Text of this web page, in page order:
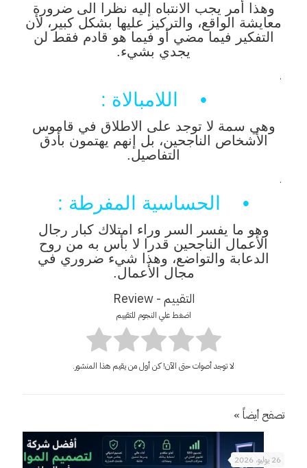
وهذا أمر يجب الانتباه إليه نظرا الى ضرورة
معايشة الواقع، والتركيز عليها بشكل كبير، لأن
التفكير فيما مضي أو فيما هو قادم فقط لن
يجدي بشيء.
.
• اللامبالاة :
وهي سمة لا توجد على الاطلاق في قاموس
الأشخاص الناجحين، بل إنهم يهتمون بأدق
التفاصيل.
.
• الحساسية المفرطة :
وهو ما يفسر السر وراء امتلاك كبار رجال
الأعمال الناجحين قدرا لا بأس به من روح
الدعابة والتواضع، وهذا شيء ضروري في
مجال الأعمال.
التقييم - Review
اضغط علي النجوم للتقييم
لا توجد أصوات حتى الآن! كن أول من يقيم هذا المنشور.
تصفح أيضاً »
26 يوليو، 2026